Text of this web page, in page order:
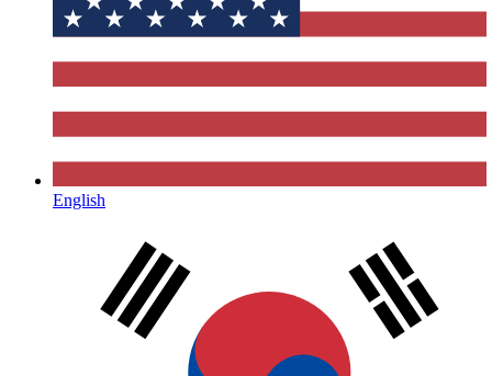
English